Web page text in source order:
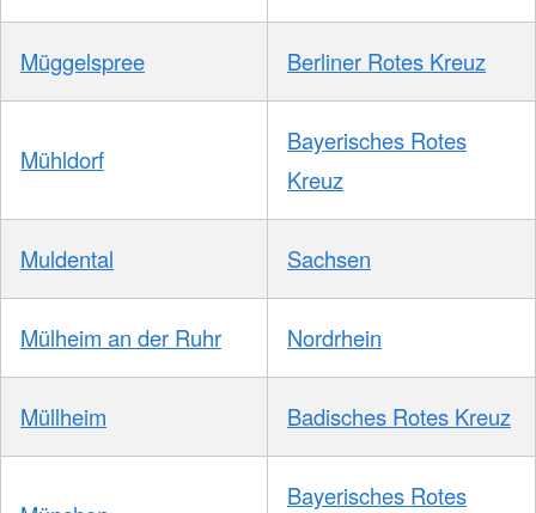
Müggelspree Berliner Rotes Kreuz
Mühldorf
Bayerisches Rotes
Kreuz
Muldental Sachsen
Mülheim an der Ruhr Nordrhein
Müllheim Badisches Rotes Kreuz
Bayerisches Rotes